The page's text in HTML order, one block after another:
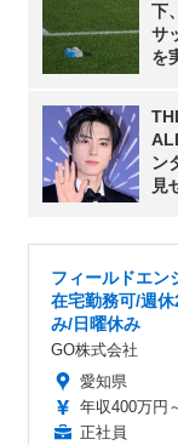
下
サ
を
ン
見
フィールドエン
在宅勤務可/週
み/日曜休み
GO株式会社
愛知県
年収400万円
正社員